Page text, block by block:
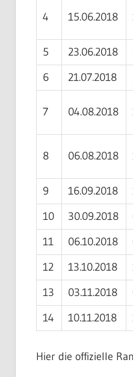
4 15.06.2018
5 23.06.2018
6
21.07.2018
7 04.08.2018
8 06.08.2018
9 16.09.2018
10
30.09.2018
11
06.10.2018
12
13.10.2018
13
03.11.2018
14
10.11.2018
Hier die offizielle